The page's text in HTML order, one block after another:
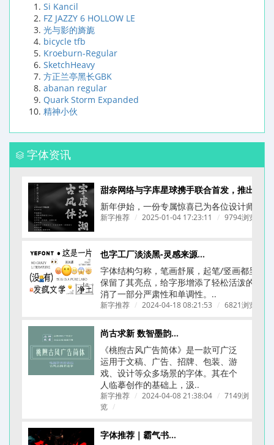
Si Kancil
FZ JAZZY 6 HOLLOW LE
光与影的旖旎
bicycle tfb
Kroeburn-Regular
SketchHeavy
方正兰亭黑长GBK
abanan regular
Quark Storm Expanded
精神小伙
字体资讯
新年伊始，一份专属惊喜已为各位设计师备
新字推荐 / 2025-01-04 17:23:11 / 9794浏览
也字工厂淡淡黑-灵感来源于《ニューシネマ》A D电影体
字体结构匀称，笔画舒展，起笔/竖画都呈圆
保留了其亮点，给字形增添了轻松活泼的氛围
消了一部分严肃性和单调性。..
新字推荐 / 2024-04-18 08:21:53 / 6821浏览
尚古求新 数智墨韵丨桃煦古风广告体上线
《桃煦古风广告简体​》是一款可广泛
运用于文稿、广告、招牌、包装、游
戏、设计等众多场景的字体。其在个
人临摹创作的基础上，汲..
新字推荐 / 2024-04-08 21:38:04 / 7149浏
览 /
字体推荐｜霸气书法字体｜龚帆字库合集